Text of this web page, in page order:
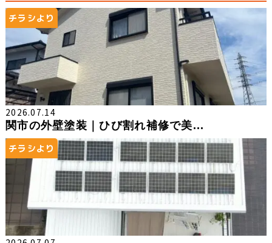
チラシより
2026.07.14
関市の外壁塗装｜ひび割れ補修で美...
チラシより